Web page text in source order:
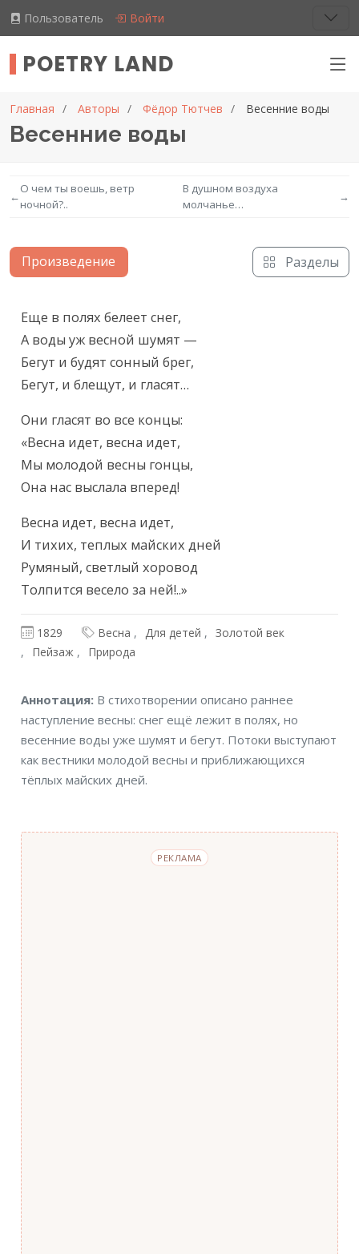
Пользователь Войти
POETRY LAND
Главная Авторы Фёдор Тютчев Весенние воды
Весенние воды
←
О чем ты воешь, ветр
ночной?..
В душном воздуха
молчанье…
→
Произведение Разделы
Текст произведения
Еще в полях белеет снег,
А воды уж весной шумят —
Бегут и будят сонный брег,
Бегут, и блещут, и гласят…
Они гласят во все концы:
«Весна идет, весна идет,
Мы молодой весны гонцы,
Она нас выслала вперед!
Весна идет, весна идет,
И тихих, теплых майских дней
Румяный, светлый хоровод
Толпится весело за ней!..»
1829 Весна Для детей
Золотой век
Пейзаж
Природа
Аннотация
Аннотация: В стихотворении описано раннее
наступление весны: снег ещё лежит в полях, но
весенние воды уже шумят и бегут. Потоки выступают
как вестники молодой весны и приближающихся
тёплых майских дней.
РЕКЛАМА